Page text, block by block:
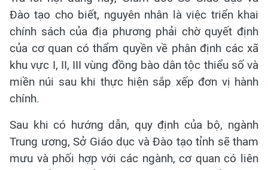
Đào tạo cho biết, nguyên nhân là việc triển khai
chính sách của địa phương phải chờ quyết định
của cơ quan có thẩm quyền về phân định các xã
khu vực I, II, III vùng đồng bào dân tộc thiểu số và
miền núi sau khi thực hiện sắp xếp đơn vị hành
chính.
Sau khi có hướng dẫn, quy định của bộ, ngành
Trung ương, Sở Giáo dục và Đào tạo tỉnh sẽ tham
mưu và phối hợp với các ngành, cơ quan có liên